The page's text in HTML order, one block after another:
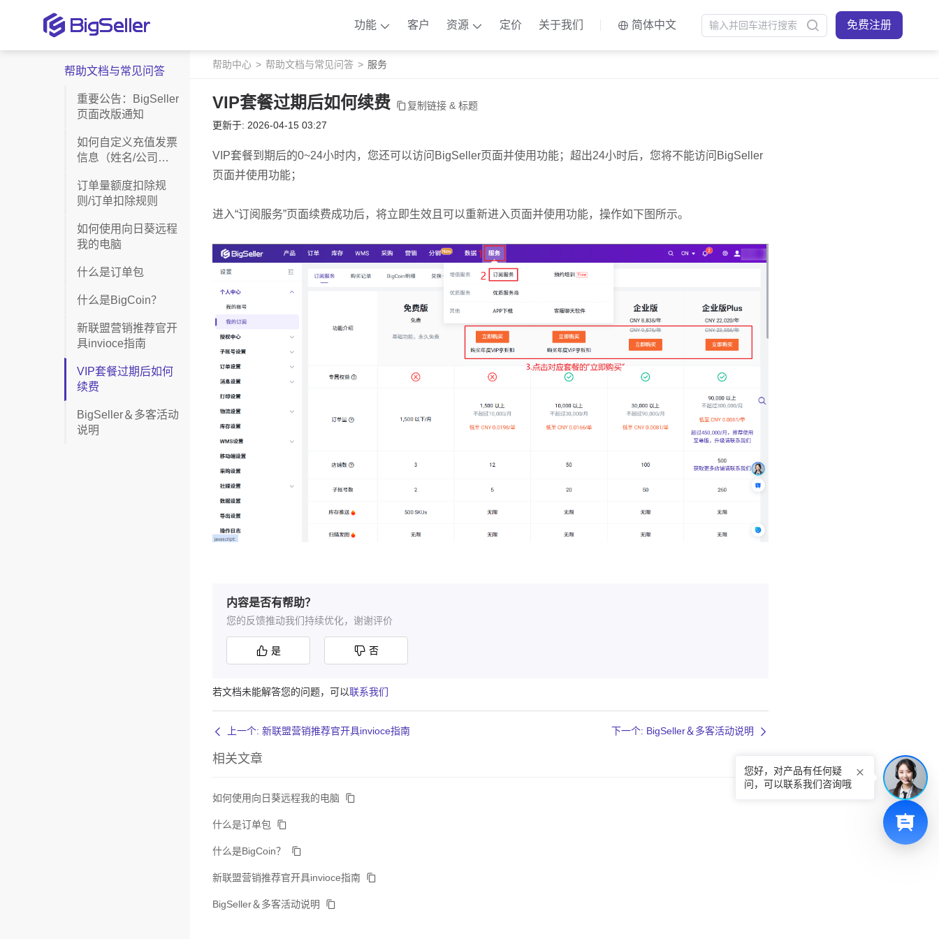
功能 客户 资源 定价 关于我们 简体中文 免费注册
帮助文档与常见问答
重要公告：BigSeller
页面改版通知
如何自定义充值发票
信息（姓名/公司名
订单量额度扣除规
则/订单扣除规则
如何使用向日葵远程
我的电脑
什么是订单包
什么是BigCoin？
新联盟营销推荐官开
具invioce指南
VIP套餐过期后如何
续费
BigSeller＆多客活动
说明
帮助中心 帮助文档与常见问答 服务
VIP套餐过期后如何续费
复制链接 & 标题
更新于: 2026-04-15 03:27
内容是否有帮助？
您的反馈推动我们持续优化，谢谢评价
是 否
若文档未能解答您的问题，可以联系我们
上一个: 新联盟营销推荐官开具invioce指南 下一个: BigSeller＆多客活动说明
相关文章
如何使用向日葵远程我的电脑
什么是订单包
什么是BigCoin？
新联盟营销推荐官开具invioce指南
BigSeller＆多客活动说明
您好，对产品有任何疑
问，可以联系我们咨询哦